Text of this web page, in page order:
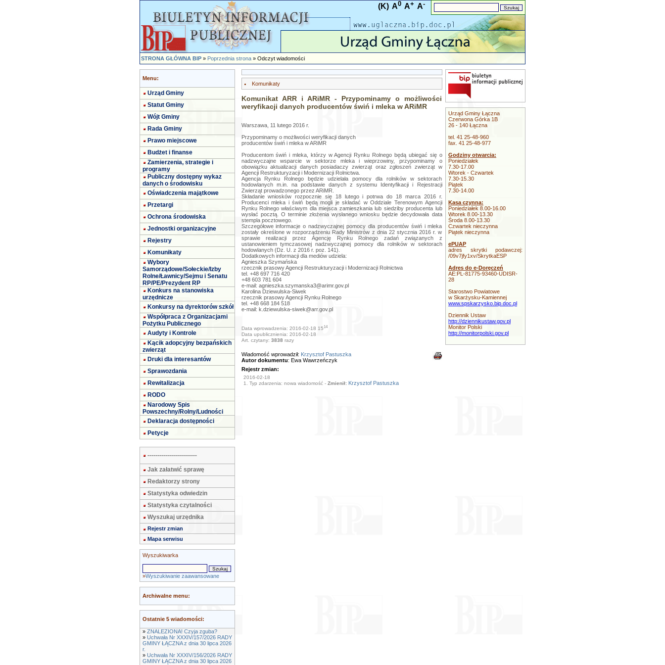
(K) A0 A+ A-
STRONA GŁÓWNA BIP»Poprzednia strona» Odczyt wiadomości
Menu:
Urząd Gminy
Statut Gminy
Wójt Gminy
Rada Gminy
Prawo miejscowe
Budżet i finanse
Zamierzenia, strategie i
programy
Publiczny dostępny wykaz
danych o środowisku
Oświadczenia majątkowe
Przetargi
Ochrona środowiska
Jednostki organizacyjne
Rejestry
Komunikaty
Wybory
Samorządowe/Sołeckie/Izby
Rolne/Ławnicy/Sejmu i Senatu
RP/PE/Prezydent RP
Konkurs na stanowiska
urzędnicze
Konkursy na dyrektorów szkół
Współpraca z Organizacjami
Pożytku Publicznego
Audyty i Kontrole
Kącik adopcyjny bezpańskich
zwierząt
Druki dla interesantów
Sprawozdania
Rewitalizacja
RODO
Narodowy Spis
Powszechny/Rolny/Ludności
Deklaracja dostępności
Petycje
-------------------------
Jak załatwić sprawę
Redaktorzy strony
Statystyka odwiedzin
Statystyka czytalności
Wyszukaj urzędnika
Rejestr zmian
Mapa serwisu
Wyszukiwarka
»Wyszukiwanie zaawansowane
Archiwalne menu:
Ostatnie 5 wiadomości:
» ZNALEZIONA! Czyja zguba?
» Uchwała Nr XXXIV/157/2026 RADY
GMINY ŁĄCZNA z dnia 30 lipca 2026
r.
» Uchwała Nr XXXIV/156/2026 RADY
GMINY ŁĄCZNA z dnia 30 lipca 2026
Komunikaty
Komunikat ARR i ARiMR - Przypominamy o możliwości
weryfikacji danych producentów świń i mleka w ARiMR
Warszawa, 11 lutego 2016 r.
Przypominamy o możliwości weryfikacji danych
producentów świń i mleka w ARiMR
Producentom świń i mleka, którzy w Agencji Rynku Rolnego będą ubiegać się o
nadzwyczajne wsparcie w sektorze mleka i wieprzowiny, przypominamy o
obowiązku aktualizacji danych posiadaczy zwierząt oraz zgłoszeń zwierząt w
Agencji Restrukturyzacji i Modernizacji Rolnictwa.
Agencja Rynku Rolnego będzie udzielała pomocy dla rolników w sektorach
hodowlanych m.in. na podstawie danych z systemu Identyfikacji i Rejestracji
Zwierząt prowadzonego przez ARiMR.
Składanie wniosków rozpocznie się 18 lutego i potrwa do 18 marca 2016 r.
Producenci mleka i świń będą mogli je składać w Oddziale Terenowym Agencji
Rynku Rolnego właściwym dla miejsca zamieszkania lub siedziby producenta lub
wysłać pocztą. O terminie złożenia wysłanego wniosku będzie decydowała data
stempla pocztowego.
Szczegółowe informacje o nadzwyczajnej pomocy dla producentów świń i mleka
zostały określone w rozporządzeniu Rady Ministrów z dnia 22 stycznia 2016 r. w
sprawie realizacji przez Agencję Rynku Rolnego zadań związanych z
ustanowieniem tymczasowej nadzwyczajnej pomocy dla rolników w sektorach
hodowlanych (Dz. U. z 2016 r. poz. 141).
Dodatkowych informacji dla mediów udziela:
Agnieszka Szymańska
rzecznik prasowy Agencji Restrukturyzacji i Modernizacji Rolnictwa
tel. +48 697 716 420
+48 603 781 604
e-mail: agnieszka.szymanska3@arimr.gov.pl
Karolina Dziewulska-Siwek
rzecznik prasowy Agencji Rynku Rolnego
tel. +48 668 184 518
e-mail: k.dziewulska-siwek@arr.gov.pl
Data wprowadzenia: 2016-02-18 1514
Data upublicznienia: 2016-02-18
Art. czytany: 3838 razy
Wiadomość wprowadził: Krzysztof Pastuszka
Autor dokumentu: Ewa Wawrzeńczyk
Rejestr zmian:
2016-02-18
1. Typ zdarzenia: nowa wiadomość - Zmienił: Krzysztof Pastuszka
Urząd Gminy Łączna
Czerwona Górka 1B
26 - 140 Łączna
tel. 41 25-48-960
fax. 41 25-48-977
Godziny otwarcia:
Poniedziałek
7.30-17.00
Wtorek - Czwartek
7.30-15.30
Piątek
7.30-14.00
Kasa czynna:
Poniedziałek 8.00-16.00
Wtorek 8.00-13.30
Środa 8.00-13.30
Czwartek nieczynna
Piątek nieczynna
ePUAP
adres skrytki podawczej:
/09v7jfy1xv/SkrytkaESP
Adres do e-Doręczeń
AE:PL-81775-93460-UDISR-
28
Starostwo Powiatowe
w Skarżysku-Kamiennej
www.spskarzysko.bip.doc.pl
Dziennik Ustaw
http://dziennikustaw.gov.pl
Monitor Polski
http://monitorpolski.gov.pl